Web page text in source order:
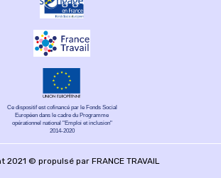
Ce dispositif est cofinancé par le Fonds Social
Européen dans le cadre du Programme
opérationnel national "Emploi et inclusion"
2014-2020
2021 © propulsé par FRANCE TRAVAIL